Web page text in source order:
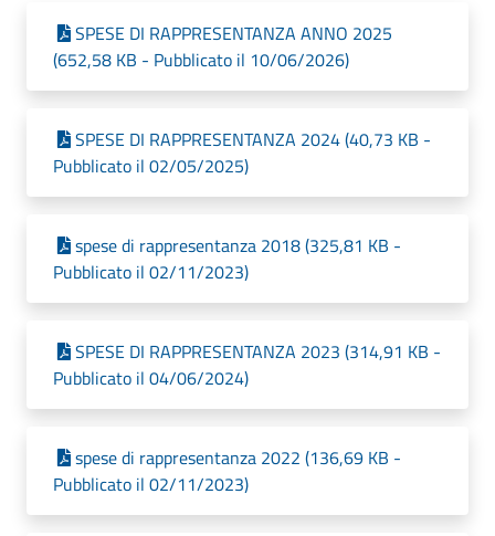
SPESE DI RAPPRESENTANZA ANNO 2025
(652,58 KB - Pubblicato il 10/06/2026)
SPESE DI RAPPRESENTANZA 2024 (40,73 KB -
Pubblicato il 02/05/2025)
spese di rappresentanza 2018 (325,81 KB -
Pubblicato il 02/11/2023)
SPESE DI RAPPRESENTANZA 2023 (314,91 KB -
Pubblicato il 04/06/2024)
spese di rappresentanza 2022 (136,69 KB -
Pubblicato il 02/11/2023)